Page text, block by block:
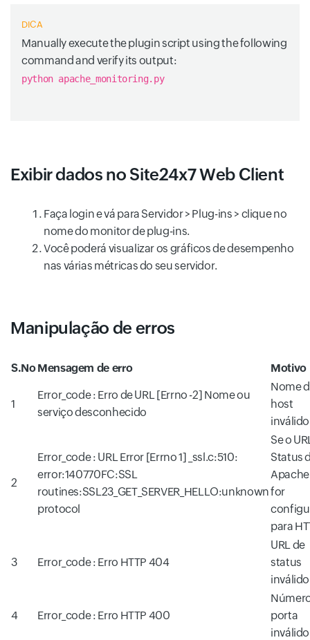
DICA
Manually execute the plugin script using the following
command and verify its output:
python apache_monitoring.py
Exibir dados no Site24x7 Web Client
Faça login e vá para Servidor > Plug-ins > clique no
nome do monitor de plug-ins.
Você poderá visualizar os gráficos de desempenho
nas várias métricas do seu servidor.
Manipulação de erros
S.NoMensagem de erro Motivo
1
Error_code : Erro de URL [Errno -2] Nome ou
serviço desconhecido
Nome
host
inválido
2
Error_code : URL Error [Errno 1] _ssl.c:510:
error:140770FC:SSL
routines:SSL23_GET_SERVER_HELLO:unknown
protocol
Se o
Status
for
para
3 Error_code : Erro HTTP 404
URL de
status
inválido
4 Error_code : Erro HTTP 400
porta
inválido